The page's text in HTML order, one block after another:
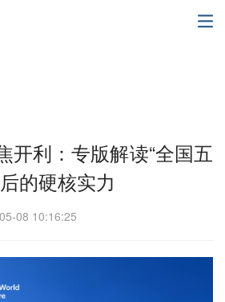
开利：专版解读“全国五
的硬核实力
08 10:16:25